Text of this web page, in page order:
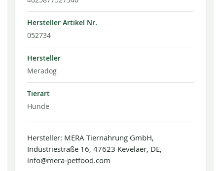
Hersteller Artikel Nr.
052734
Hersteller
Meradog
Tierart
Hunde
Hersteller: MERA Tiernahrung GmbH,
Industriestraße 16, 47623 Kevelaer, DE,
info@mera-petfood.com